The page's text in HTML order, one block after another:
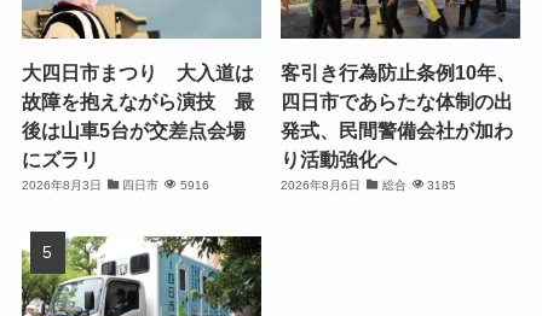
大四日市まつり 大入道は
故障を抱えながら演技 最
後は山車5台が交差点会場
にズラリ
2026年8月3日 四日市 5916
客引き行為防止条例10年、
四日市であらたな体制の出
発式、民間警備会社が加わ
り活動強化へ
2026年8月6日 総合 3185